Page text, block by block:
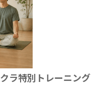
ラ特別トレーニング